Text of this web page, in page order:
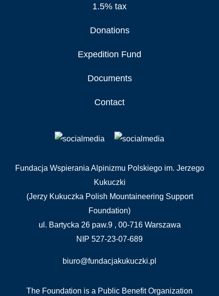
1.5% tax
Donations
Expedition Fund
Documents
Contact
Fundacja Wspierania Alpinizmu Polskiego im. Jerzego
Kukuczki
(Jerzy Kukuczka Polish Mountaineering Support
Foundation)
ul. Bartycka 26 paw.9 , 00-716 Warszawa
NIP 527-23-07-689
biuro@fundacjakukuczki.pl
The Foundation is a Public Benefit Organization